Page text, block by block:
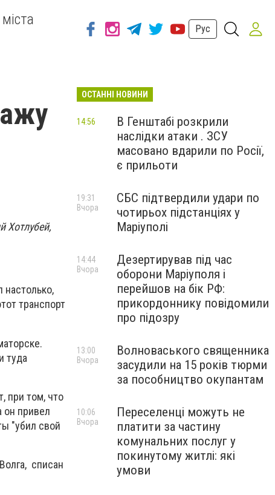
Рус
Хотлубей,
настолько,
транспорт
туда
при том, что
он привел
"убил свой
списан
ОСТАННІ НОВИНИ
В Генштабі розкрили
наслідки атаки . ЗСУ
масовано вдарили по Росії,
є прильоти
14:56
СБС підтвердили удари по
чотирьох підстанціях у
Маріуполі
19:31
Вчора
Дезертирував під час
оборони Маріуполя і
перейшов на бік РФ:
прикордоннику повідомили
про підозру
14:44
Вчора
Волноваського священника
засудили на 15 років тюрми
за пособництво окупантам
13:00
Вчора
Переселенці можуть не
платити за частину
комунальних послуг у
покинутому житлі: які
умови
10:06
Вчора